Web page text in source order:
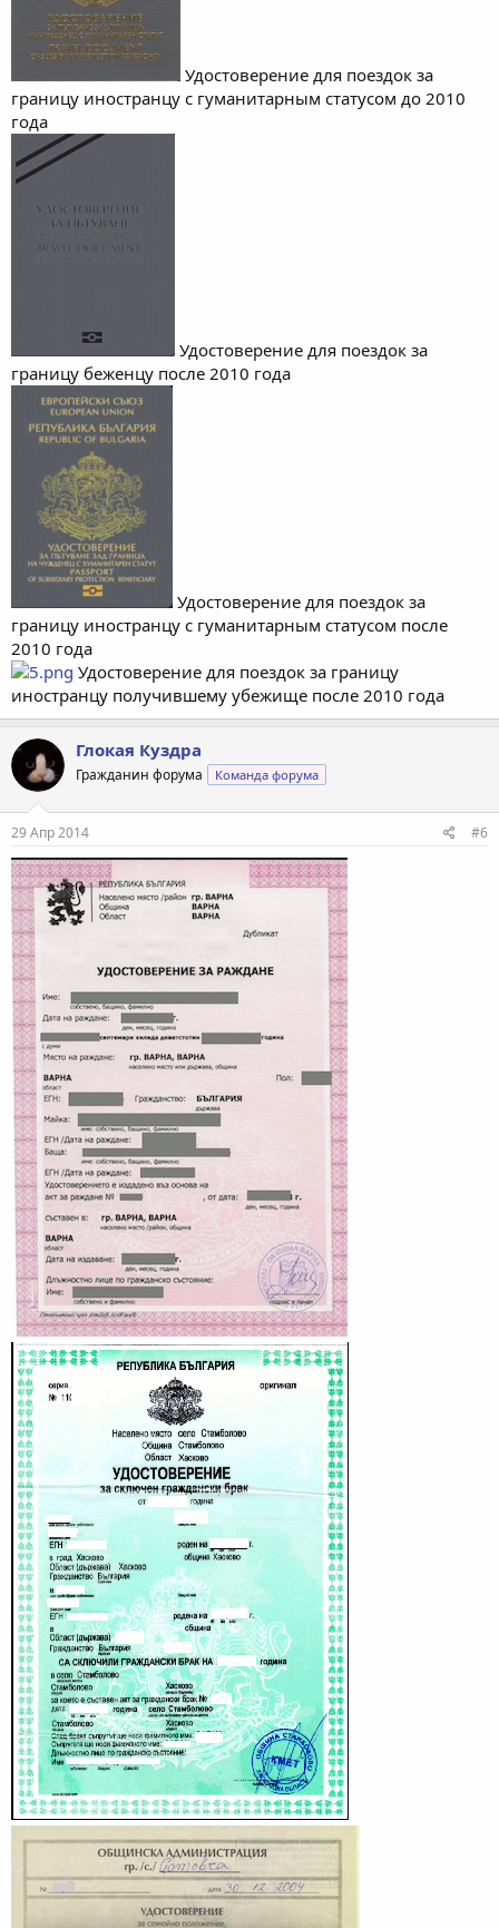
Удостоверение для поездок за
границу иностранцу с гуманитарным статусом до 2010
года
Удостоверение для поездок за
границу беженцу после 2010 года
Удостоверение для поездок за
границу иностранцу с гуманитарным статусом после
2010 года
Удостоверение для поездок за границу
иностранцу получившему убежище после 2010 года
Глокая Куздра
Гражданин форума Команда форума
29 Апр 2014 #6